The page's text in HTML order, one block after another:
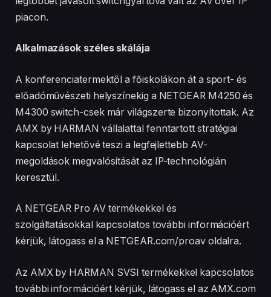
piacon.
Alkalmazások széles skálája
A konferenciatermektől a főiskolákon át a sport- és
előadóművészeti helyszínekig a NETGEAR M4250 és
M4300 switch-csek már világszerte bizonyítottak. Az
AMX by HARMAN vállalattal fenntartott stratégiai
kapcsolat lehetővé teszi a legfejlettebb AV-
megoldások megvalósítását az IP-technológián
keresztül.
A NETGEAR Pro AV termékekkel és
szolgáltatásokkal kapcsolatos további információért
kérjük, látogass el a NETGEAR.com/proav oldalra.
Az AMX by HARMAN SVSI termékekkel kapcsolatos
további információért kérjük, látogass el az AMX.com